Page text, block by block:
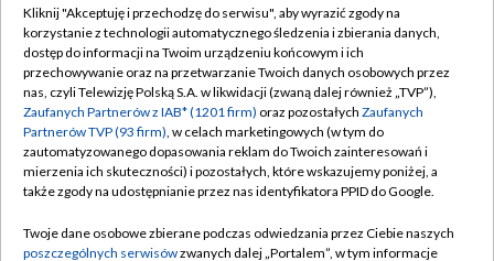
TVP
Abonament TVP
Emisja w TVP
Centrum informacji TVP
Naziemna Telewizja Cyfrowa
Rada Programowa
Regulamin TVP
Polityka prywatności
Moje zgody
Pomoc
Kontakt
Kliknij "Akceptuję i przechodzę do serwisu", aby wyrazić zgody na
korzystanie z technologii automatycznego śledzenia i zbierania danych,
dostęp do informacji na Twoim urządzeniu końcowym i ich
przechowywanie oraz na przetwarzanie Twoich danych osobowych przez
nas, czyli Telewizję Polską S.A. w likwidacji (zwaną dalej również „TVP”),
Zaufanych Partnerów z IAB* (1201 firm) oraz pozostałych Zaufanych
Partnerów TVP (93 firm), w celach marketingowych (w tym do
zautomatyzowanego dopasowania reklam do Twoich zainteresowań i
mierzenia ich skuteczności) i pozostałych, które wskazujemy poniżej, a
także zgody na udostępnianie przez nas identyfikatora PPID do Google.
Twoje dane osobowe zbierane podczas odwiedzania przez Ciebie naszych
poszczególnych serwisówzwanych dalej „Portalem”, w tym informacje